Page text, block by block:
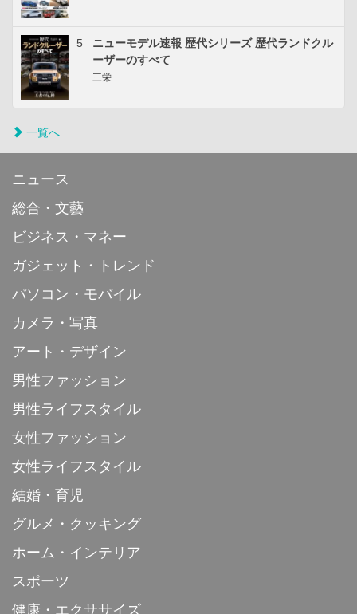
5
ニューモデル速報 歴代シリーズ 歴代ランドクル
ーザーのすべて
三栄
一覧へ
ニュース
総合・文藝
ビジネス・マネー
ガジェット・トレンド
パソコン・モバイル
カメラ・写真
アート・デザイン
男性ファッション
男性ライフスタイル
女性ファッション
女性ライフスタイル
結婚・育児
グルメ・クッキング
ホーム・インテリア
スポーツ
健康・エクササイズ